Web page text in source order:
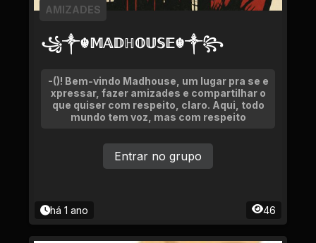
꧁༒☬𝕄𝔸𝔻ℍ𝕆𝕌𝕊𝔼☬༒꧂
AMIZADES
-()! Bem-vindo Madhouse, um lugar pra se e
xpressar, fazer amizades e compartilhar o
que quiser com respeito, claro. Aqui, todo
mundo tem voz, mas com respeito
há 1 ano 46
Entrar no grupo